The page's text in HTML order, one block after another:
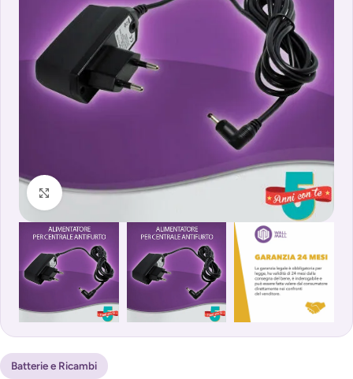
Clicca per ingrandire
Batterie e Ricambi